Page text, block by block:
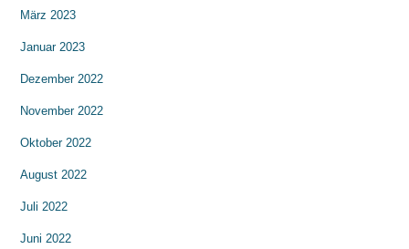
März 2023
Januar 2023
Dezember 2022
November 2022
Oktober 2022
August 2022
Juli 2022
Juni 2022